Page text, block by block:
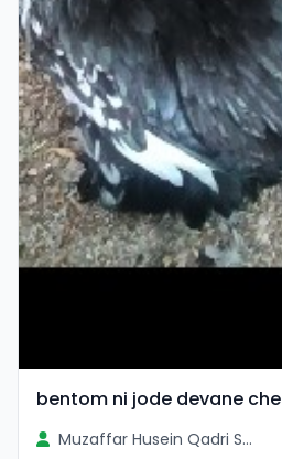
bentom ni jode devane che
Muzaffar Husein Qadri Sayad